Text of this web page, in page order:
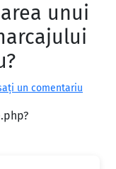
unui
un comentariu